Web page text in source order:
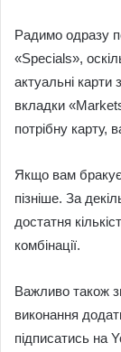
Радимо одразу
«Specials»,
актуальні карти
вкладки
потрібну карту,
Якщо вам бракує
пізніше. За
достатня
комбінації.
Важливо також
виконання
підписатись на